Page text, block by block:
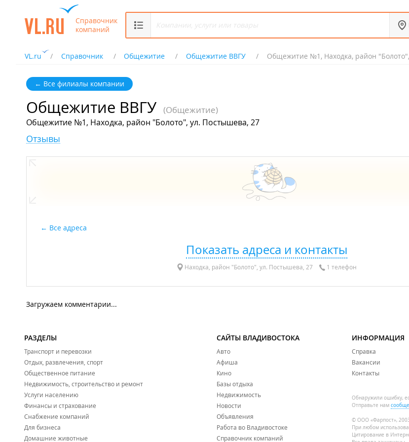
Справочник
компаний
VL.ru Справочник Общежитие Общежитие ВВГУ Общежитие №1, Находка, район
← Все филиалы компании
Общежитие ВВГУ (Общежитие)
Общежитие №1, Находка, район "Болото", ул. Постышева, 27
Отзывы
Все адреса
Показать адреса и контакты
Находка, район "Болото", ул. Постышева, 27 1 телефон
Загружаем комментарии...
РАЗДЕЛЫ
Транспорт и перевозки
Отдых, развлечения, спорт
Общественное питание
Недвижимость, строительство и ремонт
Услуги населению
Финансы и страхование
Снабжение компаний
Для бизнеса
Домашние животные
САЙТЫ ВЛАДИВОСТОКА
Авто
Афиша
Кино
Базы отдыха
Недвижимость
Новости
Объявления
Работа во Владивостоке
Справочник компаний
ИНФОРМАЦИЯ
Справка
Вакансии
Контакты
Обнаружили ошибку,
Отправьте нам
© ООО «Фарпост»,
При любом
Цитирование в